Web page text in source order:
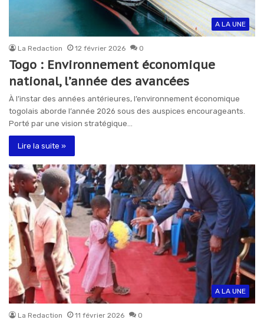
A LA UNE
La Redaction 12 février 2026 0
Togo : Environnement économique
national, l’année des avancées
À l’instar des années antérieures, l’environnement économique
togolais aborde l’année 2026 sous des auspices encourageants.
Porté par une vision stratégique…
Lire la suite »
A LA UNE
La Redaction 11 février 2026 0